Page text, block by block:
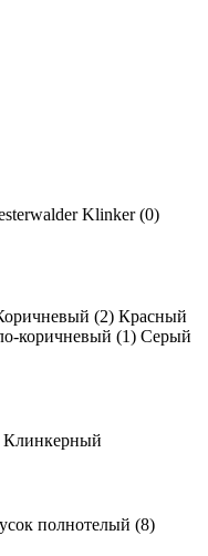
Klinker(0)
(2) Красный
коричневый (1) Серый
Клинкерный
полнотелый (8)